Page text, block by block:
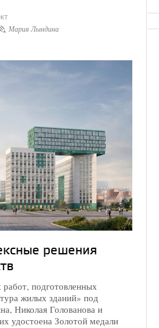
Мария Лындина
решения
подготовленных
жилых зданий» под
Николая Голованова и
удостоена Золотой медали